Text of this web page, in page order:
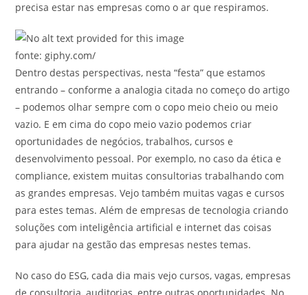
precisa estar nas empresas como o ar que respiramos.
fonte: giphy.com/
Dentro destas perspectivas, nesta “festa” que estamos
entrando – conforme a analogia citada no começo do artigo
– podemos olhar sempre com o copo meio cheio ou meio
vazio. E em cima do copo meio vazio podemos criar
oportunidades de negócios, trabalhos, cursos e
desenvolvimento pessoal. Por exemplo, no caso da ética e
compliance, existem muitas consultorias trabalhando com
as grandes empresas. Vejo também muitas vagas e cursos
para estes temas. Além de empresas de tecnologia criando
soluções com inteligência artificial e internet das coisas
para ajudar na gestão das empresas nestes temas.
No caso do ESG, cada dia mais vejo cursos, vagas, empresas